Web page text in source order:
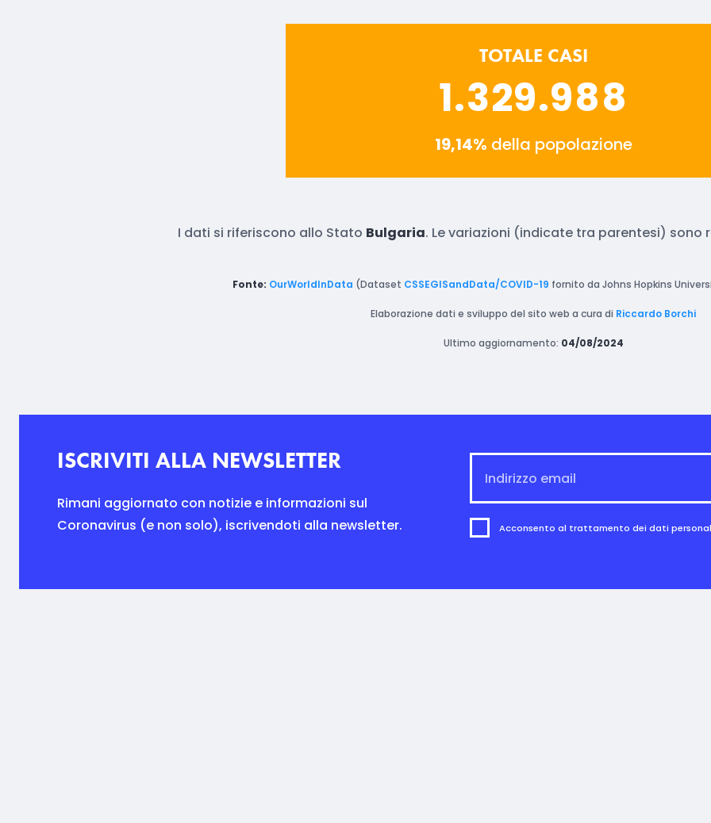
TOTALE CASI
1.329.988
19,14% della popolazione
I dati si riferiscono allo Stato Bulgaria. Le variazioni (indicate tra parentesi)
Fonte: OurWorldInData (Dataset CSSEGISandData/COVID-19 fornito da Johns Hopkins
Elaborazione dati e sviluppo del sito web a cura di Riccardo Borchi
Ultimo aggiornamento: 04/08/2024
ISCRIVITI ALLA NEWSLETTER
Rimani aggiornato con notizie e informazioni sul
Coronavirus (e non solo), iscrivendoti alla newsletter.
Acconsento al trattamento dei dati